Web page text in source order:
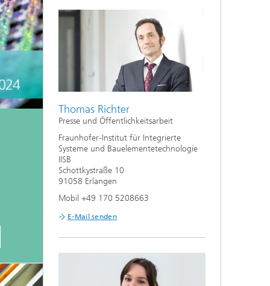
Thomas Richter
Presse und Öffentlichkeitsarbeit
Fraunhofer-Institut für Integrierte
Systeme und Bauelementetechnologie
IISB
Schottkystraße 10
91058 Erlangen
Mobil +49 170 5208663
E-Mail senden